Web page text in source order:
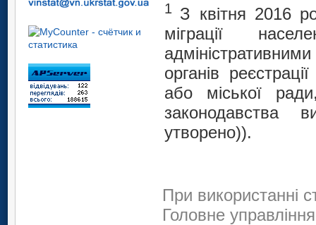
1 З квітня 2016
міграції
органів
або міської
законодавства
утворено)).
При використанні
Головне